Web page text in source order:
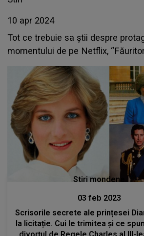
10 apr 2024
Tot ce trebuie sa știi despre
momentului de pe Netflix,
Stiri mondene
03 feb 2023
Scrisorile secrete ale prințesei
la licitație. Cui le trimitea și ce
divorțul de Regele Charles al III-